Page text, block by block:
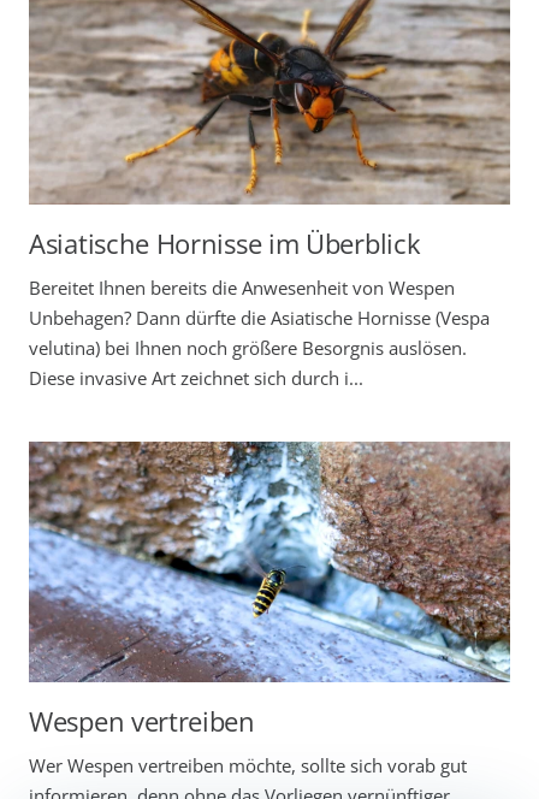
Asiatische Hornisse im Überblick
Bereitet Ihnen bereits die Anwesenheit von Wespen
Unbehagen? Dann dürfte die Asiatische Hornisse (Vespa
velutina) bei Ihnen noch größere Besorgnis auslösen.
Diese invasive Art zeichnet sich durch i...
Wespen vertreiben
Wer Wespen vertreiben möchte, sollte sich vorab gut